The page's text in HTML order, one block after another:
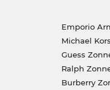
Emporio
Michael
Guess
Ralph
Burberry